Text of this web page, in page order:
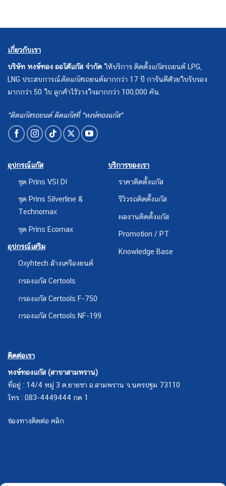
เกี่ยวกับเรา
บริษัท หงษ์ทอง ออโต้แก๊ส จำกัด ให้บริการ ติดตั้งแก๊สรถยนต์ LPG,
LNG ประสบการณ์ติดแก๊สรถยนต์มากกว่า 17 ปี การันตีด้วยใบรับรอง
มากกว่า 50 ใบ ลูกค้าไว้วางใจมากกว่า 100,000 คัน.
"ติดแก๊สรถยนต์ ติดแก๊สที่ "หงษ์ทองแก๊ส"
อุปกรณ์แก๊ส
ชุด Prins VSI DI
ชุด Prins Silverline &
Technomax
ชุด Prins Ecomax
อุปกรณ์เสริม
Oxyhtech ล้างเครืองยนต์
กรองแก๊ส Certools
กรองแก๊ส Certools F-750
กรองแก๊ส Certools NF-199
บริการของเรา
ราคาติดตั้งแก๊ส
รีวิวรถติดตั้งแก๊ส
ผลงานติดตั้งแก๊ส
Promotion / PT
Knowledge Base
ติดต่อเรา
หงษ์ทองแก๊ส (สาขาสามพราน)
ที่อยู่ : 14/4 หมู่ 3 ต.ยายชา อ.สามพราน จ.นครปฐม 73110
โทร : 083-4449444 กด 1
ช่องทางติดต่อ คลิก